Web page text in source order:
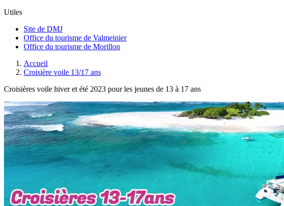
Utiles
Site de DMJ
Office du tourisme de Valmeinier
Office du tourisme de Morillon
Accueil
Croisière voile 13/17 ans
Croisières voile hiver et été 2023 pour les jeunes de 13 à 17 ans